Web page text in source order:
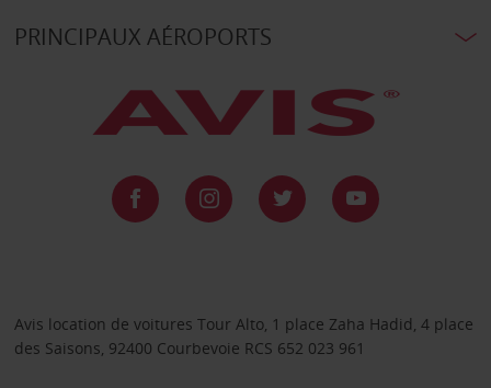
PRINCIPAUX AÉROPORTS
Avis location de voitures Tour Alto, 1 place Zaha Hadid, 4 place
des Saisons, 92400 Courbevoie RCS 652 023 961